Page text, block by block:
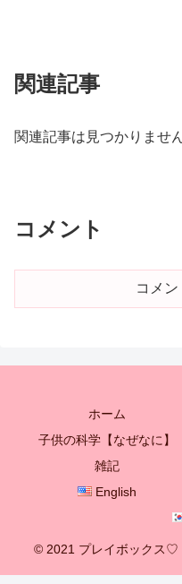
関連記事
関連記事は見つかりませ
コメント
コメ
ホーム
子供の科学【なぜなに】
雑記
English
© 2021 プレイボックス♡